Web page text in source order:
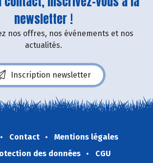
newsletter !
nos offres, nos événements et nos
actualités.
Inscription newsletter
Contact
Mentions légales
des données
CGU